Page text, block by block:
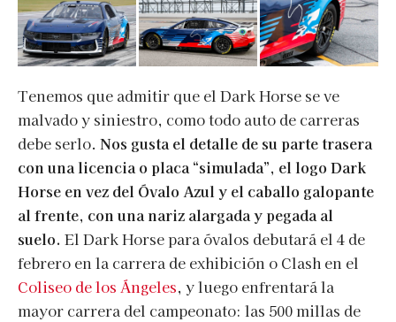
Tenemos que admitir que el Dark Horse se ve
malvado y siniestro, como todo auto de carreras
debe serlo. Nos gusta el detalle de su parte trasera
con una licencia o placa “simulada”, el logo Dark
Horse en vez del Óvalo Azul y el caballo galopante
al frente, con una nariz alargada y pegada al
suelo. El Dark Horse para óvalos debutará el 4 de
febrero en la carrera de exhibición o Clash en el
Coliseo de los Ángeles, y luego enfrentará la
mayor carrera del campeonato: las 500 millas de